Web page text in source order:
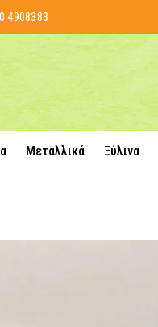
4908383
Μεταλλικά Ξύλινα